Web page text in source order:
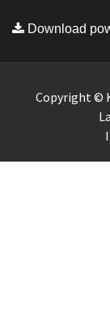
Download
Copyright ©